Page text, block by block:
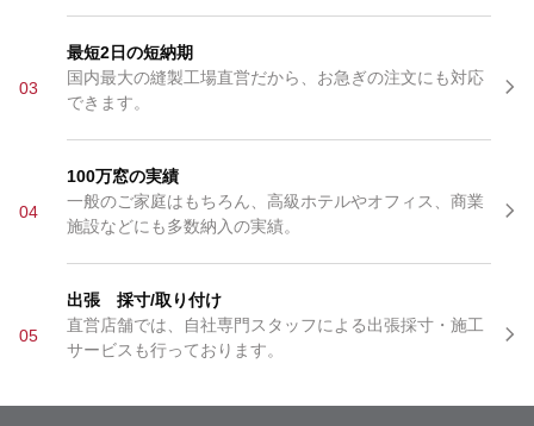
03
最短2日の短納期
国内最大の縫製工場直営だから、お急ぎの注文にも対応
できます。
04
100万窓の実績
一般のご家庭はもちろん、高級ホテルやオフィス、商業
施設などにも多数納入の実績。
05
出張 採寸/取り付け
直営店舗では、自社専門スタッフによる出張採寸・施工
サービスも行っております。